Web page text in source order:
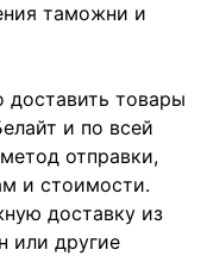
таможни и
товары
и по всей
отправки,
и стоимости.
доставку из
или другие